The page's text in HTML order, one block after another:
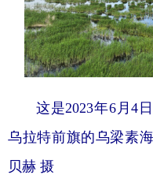
这是2023年6月4
乌拉特前旗的乌梁素
贝赫 摄